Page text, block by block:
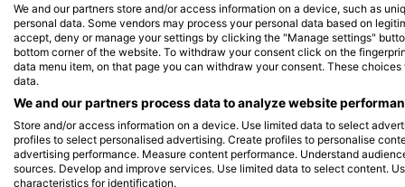
Wael A. (#4326084)
We and our partners store and/or access information on a device, such as
personal data. Some vendors may process your personal data based on
accept, deny or manage your settings by clicking the "Manage settings"
bottom corner of the website. To withdraw your consent click on the
data menu item, on that page you can withdraw your consent. These
data.
We and our partners process data to analyze website
Store and/or access information on a device. Use limited data to select
profiles to select personalised advertising. Create profiles to personalise
advertising performance. Measure content performance. Understand
sources. Develop and improve services. Use limited data to select content.
characteristics for identification.